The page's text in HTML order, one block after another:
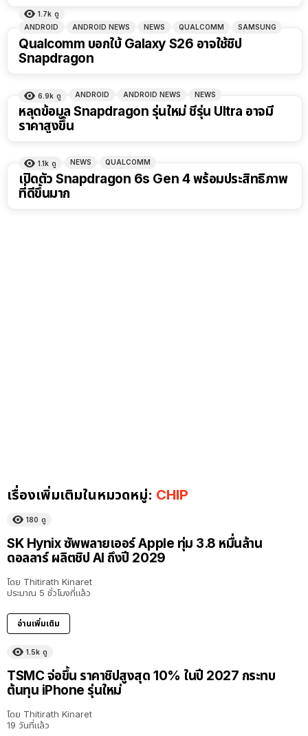
1.7k ดู
ANDROID
ANDROID NEWS NEWS QUALCOMM SAMSUNG
Qualcomm บอกใบ้ Galaxy S26 อาจใช้ชิป
Snapdragon
6.9k ดู ANDROID ANDROID NEWS NEWS
หลุดข้อมูล Snapdragon รุ่นใหม่ ชี้รุ่น Ultra อาจมี
ราคาสูงขึ้น
1.1k ดู NEWS QUALCOMM
เปิดตัว Snapdragon 6s Gen 4 พร้อมประสิทธิภาพ
ที่ดีขึ้นมาก
เรื่องเพิ่มเติมในหมวดหมู่: CHIP
180 ดู
SK Hynix ซัพพลายเออร์ Apple ทุ่ม 3.8 หมื่นล้าน
ดอลลาร์ ผลิตชิป AI ถึงปี 2029
โดย Thitirath Kinaret
ประมาณ 5 ชั่วโมงที่แล้ว
อ่านเพิ่มเติม
1.5k ดู
TSMC จ่อขึ้น ราคาชิปสูงสุด 10% ในปี 2027 กระทบ
ต้นทุน iPhone รุ่นใหม่
โดย Thitirath Kinaret
19 วันที่แล้ว